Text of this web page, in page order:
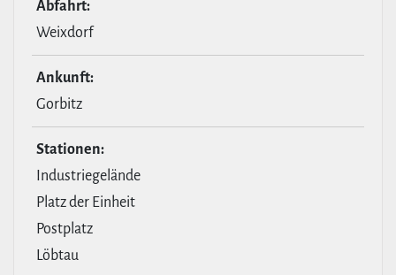
Abfahrt:
Weixdorf
Ankunft:
Gorbitz
Stationen:
Industriegelände
Platz der Einheit
Postplatz
Löbtau